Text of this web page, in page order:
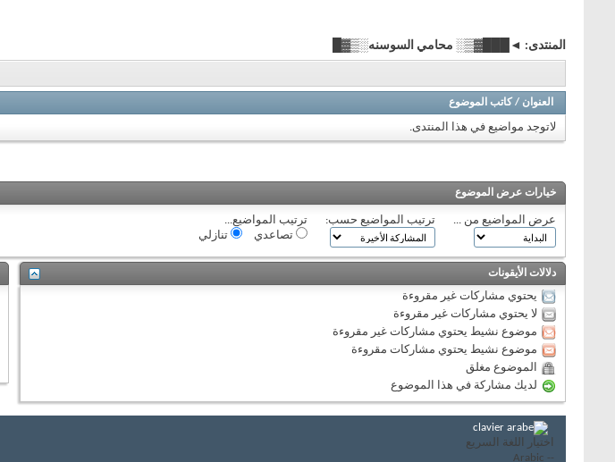
المنتدى: ◄███▓▒░ محامي السوسنه░▒▓█
العنوان / كاتب الموضوع
لاتوجد مواضيع في هذا المنتدى.
خيارات عرض الموضوع
عرض المواضيع من ... ترتيب المواضيع حسب:
ترتيب المواضيع...
تصاعدي
تنازلي
دلالات الأيقونات
يحتوي مشاركات غير مقروءة
لا يحتوي مشاركات غير مقروءة
موضوع نشيط يحتوي مشاركات غير مقروءة
موضوع نشيط يحتوي مشاركات مقروءة
الموضوع مغلق
لديك مشاركة في هذا الموضوع